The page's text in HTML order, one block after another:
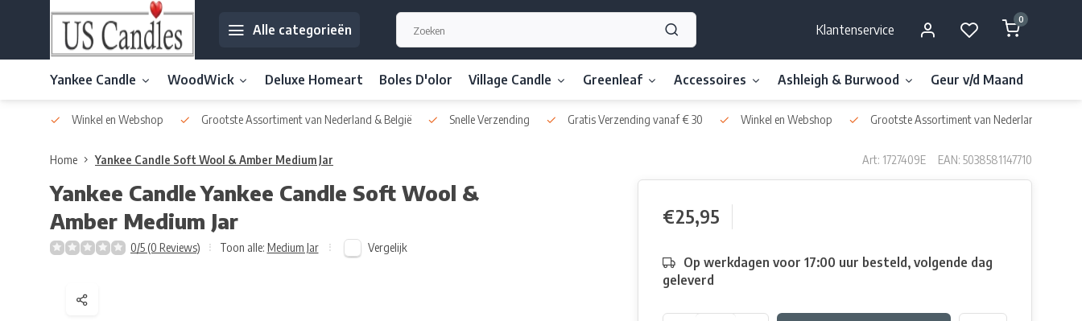
Alle categorieën Klantenservice
0
Yankee Candle WoodWick Deluxe Homeart Boles D'olor Village Candle Greenleaf Accessoires Ashleigh & Burwood Geur v/d Maand
Winkel en Webshop Grootste Assortiment van Nederland & België Snelle Verzending Gratis Verzending vanaf € 30 Winkel en Webshop Grootste Assortiment van Nederland & België
Home Yankee Candle Soft Wool & Amber Medium Jar Art: 1727409E EAN: 5038581147710
Yankee CandleYankee Candle Soft Wool &
Amber Medium Jar
0/5 (0 Reviews) Toon alle: Medium Jar Vergelijk
€25,95
Op werkdagen voor 17:00 uur besteld, volgende dag
geleverd